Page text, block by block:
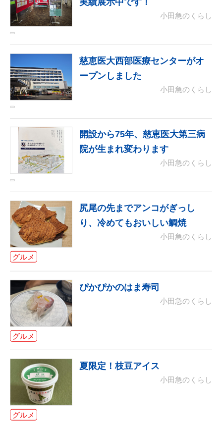
実績展示中です！
小田急のくらし
慈恵医大西部医療センターがオ
ープンしました
小田急のくらし
開設から75年、慈恵医大第三病
院が生まれ変わります
小田急のくらし
グルメ
尻尾の先までアンコがぎっし
り、冷めてもおいしい鯛焼
小田急のくらし
グルメ
ぴかぴかのはま寿司
小田急のくらし
グルメ
夏限定！枝豆アイス
小田急のくらし